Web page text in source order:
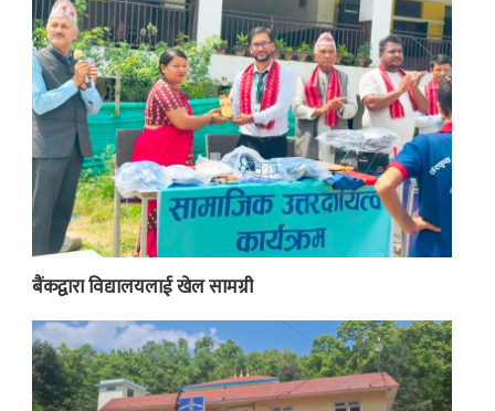
बैंकद्वारा विद्यालयलाई खेल सामग्री